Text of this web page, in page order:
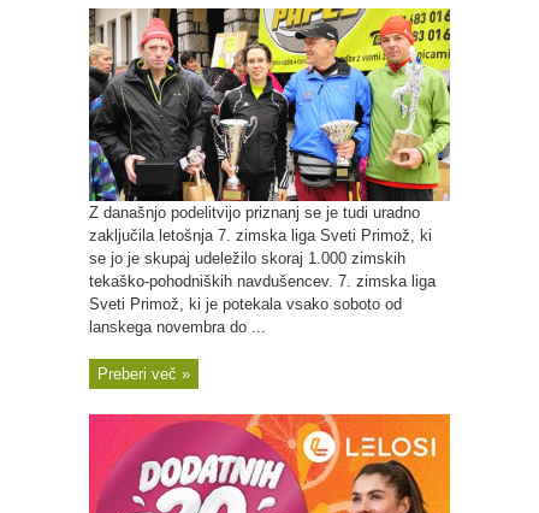
Z današnjo podelitvijo priznanj se je tudi uradno
zaključila letošnja 7. zimska liga Sveti Primož, ki
se jo je skupaj udeležilo skoraj 1.000 zimskih
tekaško-pohodniških navdušencev. 7. zimska liga
Sveti Primož, ki je potekala vsako soboto od
lanskega novembra do ...
Preberi več »